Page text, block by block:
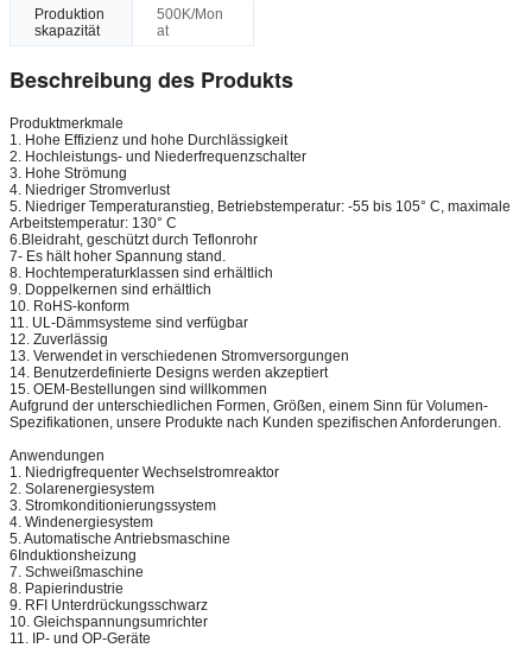
Produktion
skapazität
500K/Mon
at
Beschreibung des Produkts
Produktmerkmale
1. Hohe Effizienz und hohe Durchlässigkeit
2. Hochleistungs- und Niederfrequenzschalter
3. Hohe Strömung
4. Niedriger Stromverlust
5. Niedriger Temperaturanstieg, Betriebstemperatur: -55 bis 105° C, maximale
Arbeitstemperatur: 130° C
6.Bleidraht, geschützt durch Teflonrohr
7- Es hält hoher Spannung stand.
8. Hochtemperaturklassen sind erhältlich
9. Doppelkernen sind erhältlich
10. RoHS-konform
11. UL-Dämmsysteme sind verfügbar
12. Zuverlässig
13. Verwendet in verschiedenen Stromversorgungen
14. Benutzerdefinierte Designs werden akzeptiert
15. OEM-Bestellungen sind willkommen
Aufgrund der unterschiedlichen Formen, Größen, einem Sinn für Volumen-
Spezifikationen, unsere Produkte nach Kunden spezifischen Anforderungen.
Anwendungen
1. Niedrigfrequenter Wechselstromreaktor
2. Solarenergiesystem
3. Stromkonditionierungssystem
4. Windenergiesystem
5. Automatische Antriebsmaschine
6Induktionsheizung
7. Schweißmaschine
8. Papierindustrie
9. RFI Unterdrückungsschwarz
10. Gleichspannungsumrichter
11. IP- und OP-Geräte